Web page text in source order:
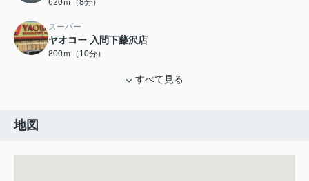
620ｍ（8分）
スーパー
ヤオコー 入間下藤沢店
800ｍ（10分）
すべて見る
地図